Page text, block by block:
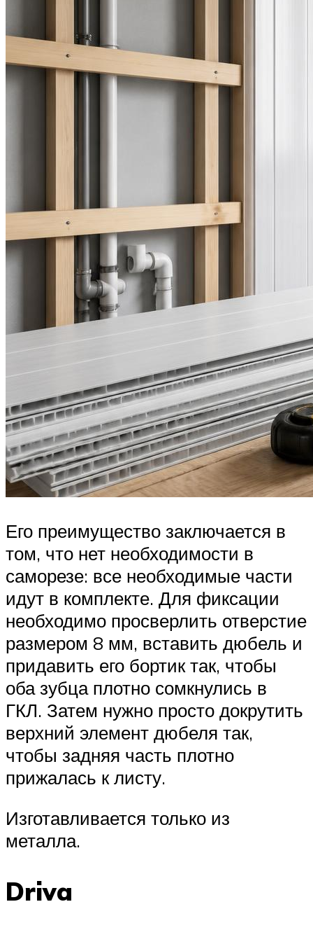
Его преимущество заключается в
том, что нет необходимости в
саморезе: все необходимые части
идут в комплекте. Для фиксации
необходимо просверлить отверстие
размером 8 мм, вставить дюбель и
придавить его бортик так, чтобы
оба зубца плотно сомкнулись в
ГКЛ. Затем нужно просто докрутить
верхний элемент дюбеля так,
чтобы задняя часть плотно
прижалась к листу.
Изготавливается только из
металла.
Driva